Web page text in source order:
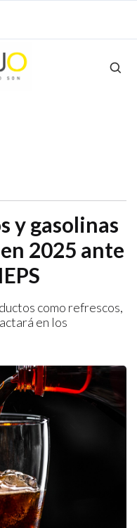
y gasolinas
2025 ante
como refrescos,
en los